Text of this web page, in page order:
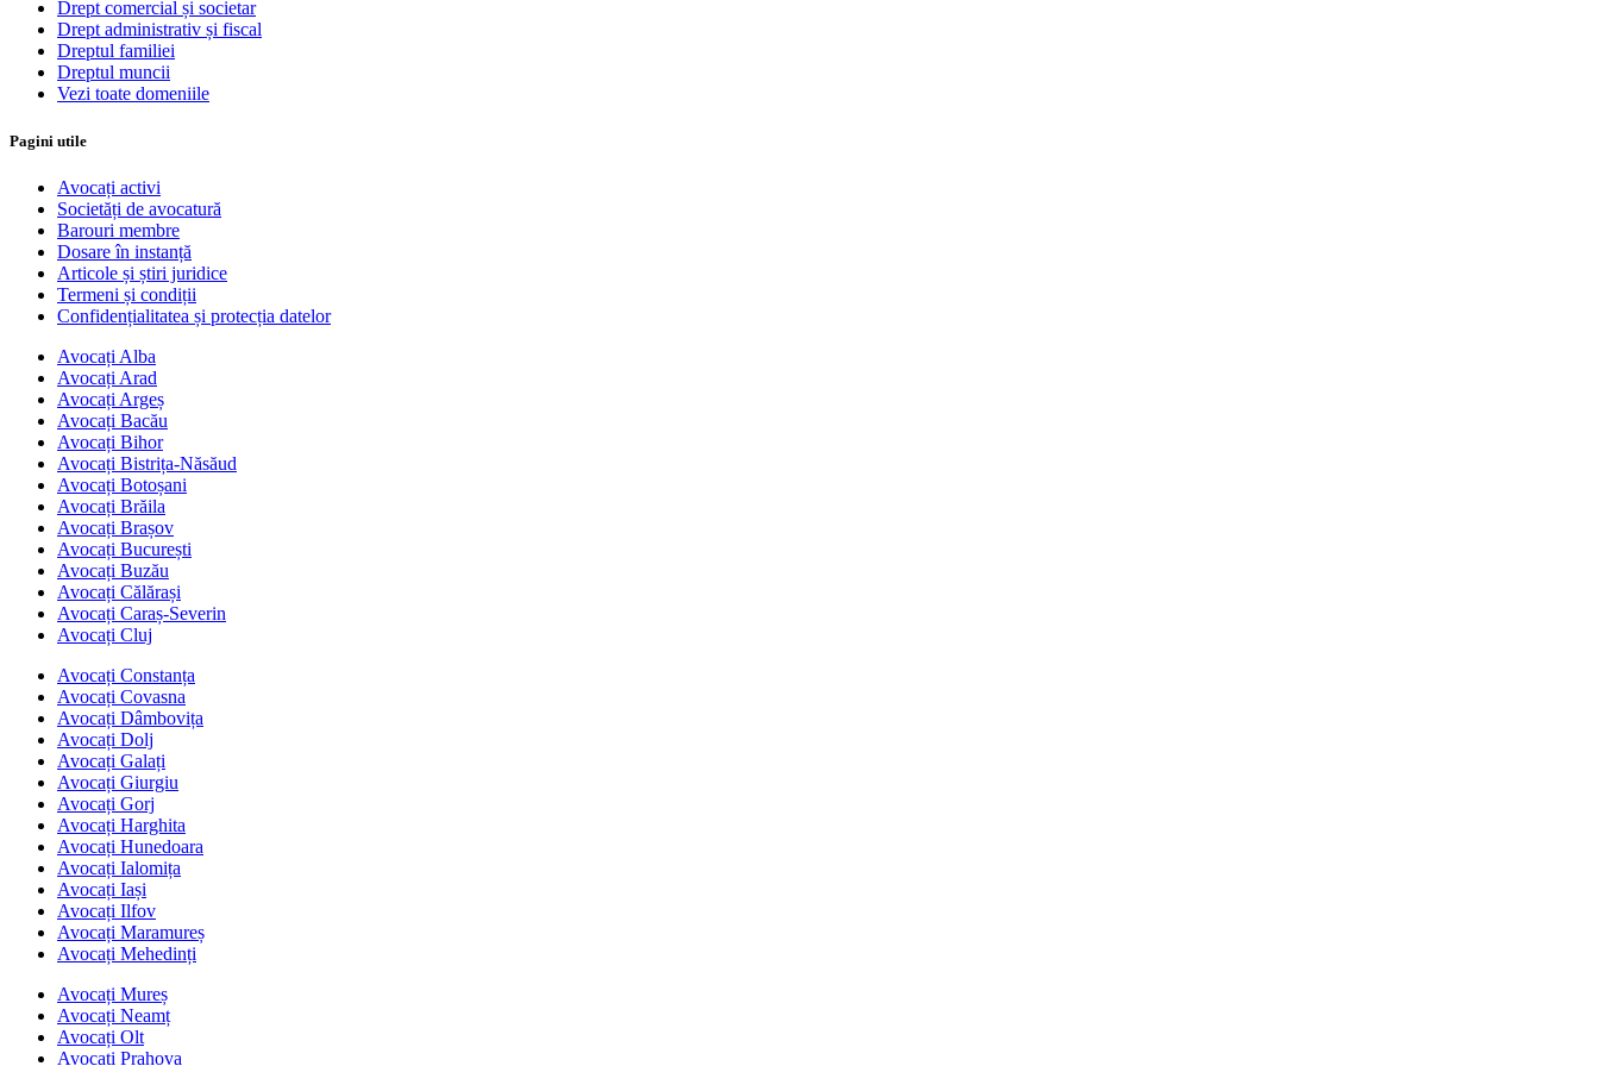
Drept comercial și societar
Drept administrativ și fiscal
Dreptul familiei
Dreptul muncii
Vezi toate domeniile
Pagini utile
Avocați activi
Societăți de avocatură
Barouri membre
Dosare în instanță
Articole și știri juridice
Termeni și condiții
Confidențialitatea și protecția datelor
Avocați Alba
Avocați Arad
Avocați Argeș
Avocați Bacău
Avocați Bihor
Avocați Bistrița-Năsăud
Avocați Botoșani
Avocați Brăila
Avocați Brașov
Avocați București
Avocați Buzău
Avocați Călărași
Avocați Caraș-Severin
Avocați Cluj
Avocați Constanța
Avocați Covasna
Avocați Dâmbovița
Avocați Dolj
Avocați Galați
Avocați Giurgiu
Avocați Gorj
Avocați Harghita
Avocați Hunedoara
Avocați Ialomița
Avocați Iași
Avocați Ilfov
Avocați Maramureș
Avocați Mehedinți
Avocați Mureș
Avocați Neamț
Avocați Olt
Avocați Prahova